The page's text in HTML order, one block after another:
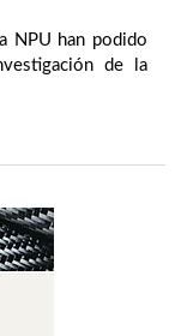
NPU han podido
de la